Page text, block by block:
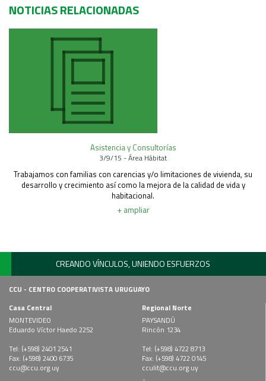
NOTICIAS RELACIONADAS
Asistencia y Consultorías
3/9/15 - Área Hábitat
Trabajamos con familias con carencias y/o limitaciones de vivienda, su
desarrollo y crecimiento así como la mejora de la calidad de vida y
habitacional.
+ ampliar
CREANDO VÍNCULOS, UNIENDO ESFUERZOS
CCU - CENTRO COOPERATIVISTA URUGUAYO
Casa Central
MONTEVIDEO
Eduardo Víctor Haedo 2252
Tel: (+598) 2401 2541
Fax: (+598) 2400 6735
ccu@ccu.org.uy
Regional Norte
PAYSANDÚ
Rincón 1234
Tel: (+598) 4722 8713
Fax: (+598) 4722 0145
cculit@ccu.org.uy